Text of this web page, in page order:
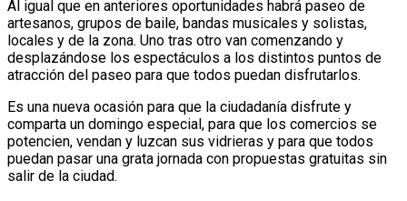
Al igual que en anteriores oportunidades habrá paseo de
artesanos, grupos de baile, bandas musicales y solistas,
locales y de la zona. Uno tras otro van comenzando y
desplazándose los espectáculos a los distintos puntos de
atracción del paseo para que todos puedan disfrutarlos.
Es una nueva ocasión para que la ciudadanía disfrute y
comparta un domingo especial, para que los comercios se
potencien, vendan y luzcan sus vidrieras y para que todos
puedan pasar una grata jornada con propuestas gratuitas sin
salir de la ciudad.